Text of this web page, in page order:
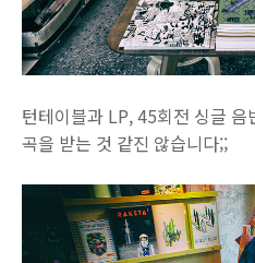
턴테이블과 LP, 45회전 싱글 음
곡을 받는 것 같진 않습니다;;